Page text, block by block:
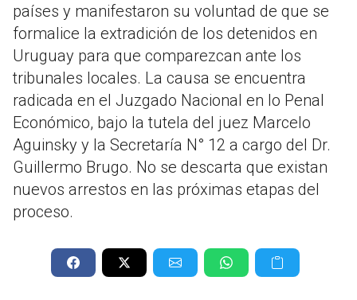
países y manifestaron su voluntad de que se
formalice la extradición de los detenidos en
Uruguay para que comparezcan ante los
tribunales locales. La causa se encuentra
radicada en el Juzgado Nacional en lo Penal
Económico, bajo la tutela del juez Marcelo
Aguinsky y la Secretaría N° 12 a cargo del Dr.
Guillermo Brugo. No se descarta que existan
nuevos arrestos en las próximas etapas del
proceso.